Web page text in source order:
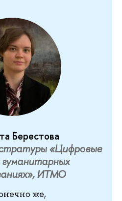
Берестова
«Цифровые
ИТМО
же,